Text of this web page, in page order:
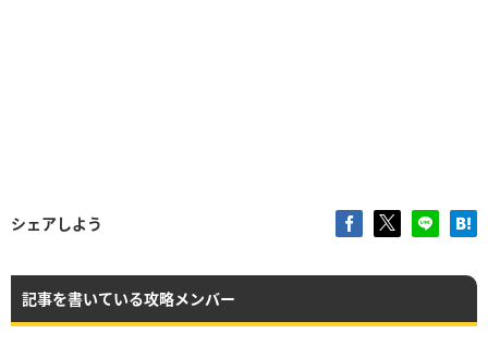
シェアしよう
記事を書いている攻略メンバー